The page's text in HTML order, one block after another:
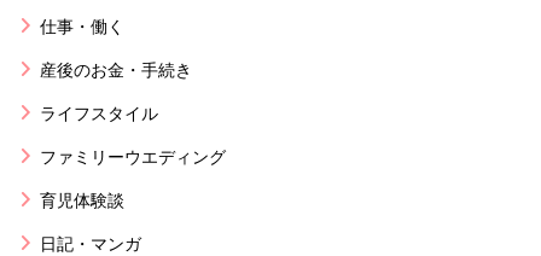
仕事・働く
産後のお金・手続き
ライフスタイル
ファミリーウエディング
育児体験談
日記・マンガ